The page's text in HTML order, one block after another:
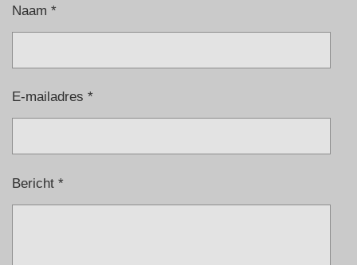
Naam *
E-mailadres *
Bericht *